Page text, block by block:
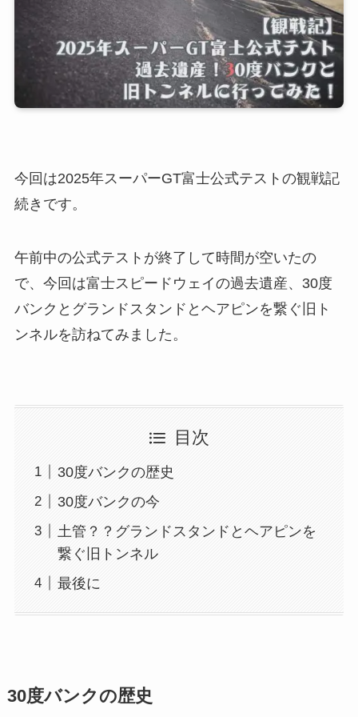
今回は2025年スーパーGT富士公式テストの観戦記
続きです。
午前中の公式テストが終了して時間が空いたの
で、今回は富士スピードウェイの過去遺産、30度
バンクとグランドスタンドとヘアピンを繋ぐ旧ト
ンネルを訪ねてみました。
目次
30度バンクの歴史
30度バンクの今
土管？？グランドスタンドとヘアピンを
繋ぐ旧トンネル
最後に
30度バンクの歴史